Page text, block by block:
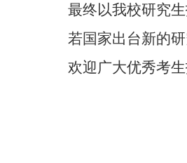
最终以我校研究
若国家出台新的
欢迎广大优秀考生